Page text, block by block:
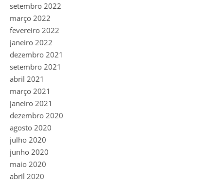
setembro 2022
março 2022
fevereiro 2022
janeiro 2022
dezembro 2021
setembro 2021
abril 2021
março 2021
janeiro 2021
dezembro 2020
agosto 2020
julho 2020
junho 2020
maio 2020
abril 2020